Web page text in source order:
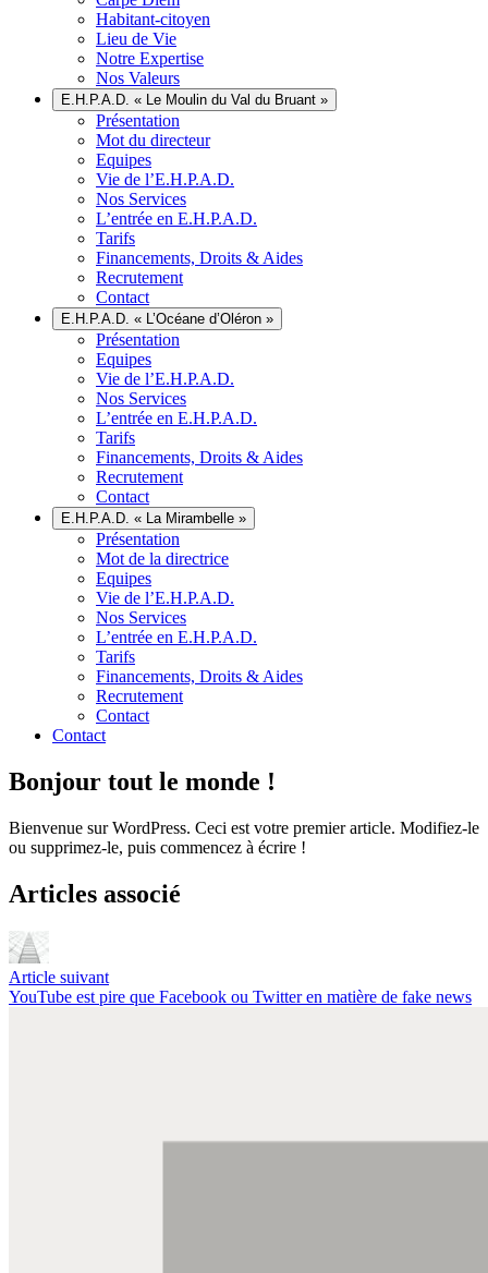
Habitant-citoyen
Lieu de Vie
Notre Expertise
Nos Valeurs
E.H.P.A.D. « Le Moulin du Val du Bruant »
Présentation
Mot du directeur
Equipes
Vie de l’E.H.P.A.D.
Nos Services
L’entrée en E.H.P.A.D.
Tarifs
Financements, Droits & Aides
Recrutement
Contact
E.H.P.A.D. « L’Océane d’Oléron »
Présentation
Equipes
Vie de l’E.H.P.A.D.
Nos Services
L’entrée en E.H.P.A.D.
Tarifs
Financements, Droits & Aides
Recrutement
Contact
E.H.P.A.D. « La Mirambelle »
Présentation
Mot de la directrice
Equipes
Vie de l’E.H.P.A.D.
Nos Services
L’entrée en E.H.P.A.D.
Tarifs
Financements, Droits & Aides
Recrutement
Contact
Contact
Bonjour tout le monde !
Bienvenue sur WordPress. Ceci est votre premier article. Modifiez-le
ou supprimez-le, puis commencez à écrire !
Articles associé
Article suivant
YouTube est pire que Facebook ou Twitter en matière de fake news